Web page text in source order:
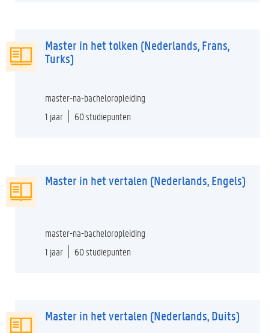
Master in het tolken (Nederlands, Frans,
Turks)
master-na-bacheloropleiding
1 jaar
60 studiepunten
Master in het vertalen (Nederlands, Engels)
master-na-bacheloropleiding
1 jaar
60 studiepunten
Master in het vertalen (Nederlands, Duits)